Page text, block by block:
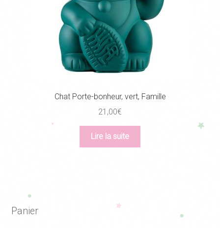
Chat Porte-bonheur, vert, Famille
21,00€
Lire la suite
Panier